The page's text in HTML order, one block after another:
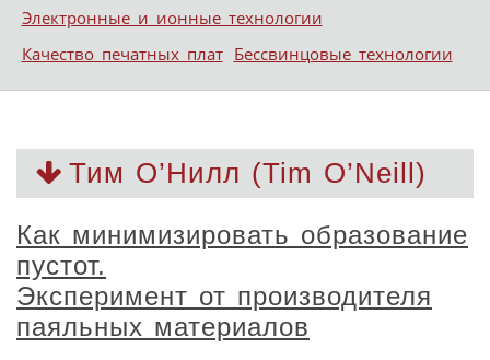
Электронные и ионные технологии
Качество печатных плат Бессвинцовые технологии
Тим О’Нилл (Tim O’Neill)
Как минимизировать образование
пустот.
Эксперимент от производителя
паяльных материалов